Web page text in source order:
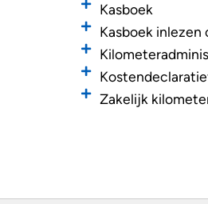
Kasboek
Kasboek inlezen
Zakelijk